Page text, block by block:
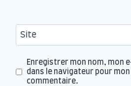
Site
Enregistrer mon nom, mon
dans le navigateur pour
commentaire.